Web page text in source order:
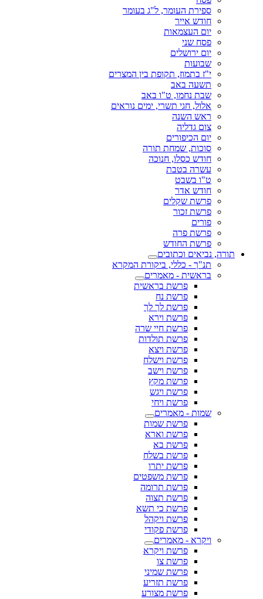
ספירת העומר, ל"ג בעומר
חודש אייר
יום העצמאות
פסח שני
יום ירושלים
שבועות
י"ז בתמוז, תקופת בין המצרים
תשעה באב
שבת נחמו, ט"ו באב
אלול, חגי תשרי, ימים נוראים
ראש השנה
צום גדליה
יום הכיפורים
סוכות, שמחת תורה
חודש כסלו, חנוכה
עשרה בטבת
ט"ו בשבט
חודש אדר
פרשת שקלים
פרשת זכור
פורים
פרשת פרה
פרשת החודש
תורה, נביאים וכתובים
תנ"ך - כללי, ביקורת המקרא
בראשית - מאמרים
פרשת בראשית
פרשת נח
פרשת לך לך
פרשת וירא
פרשת חיי שרה
פרשת תולדות
פרשת ויצא
פרשת וישלח
פרשת וישב
פרשת מקץ
פרשת ויגש
פרשת ויחי
שמות - מאמרים
פרשת שמות
פרשת וארא
פרשת בא
פרשת בשלח
פרשת יתרו
פרשת משפטים
פרשת תרומה
פרשת תצוה
פרשת כי תשא
פרשת ויקהל
פרשת פקודי
ויקרא - מאמרים
פרשת ויקרא
פרשת צו
פרשת שמיני
פרשת תזריע
פרשת מצורע